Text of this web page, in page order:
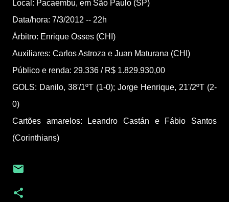
Local: Pacaembu, em São Paulo (SP)
Data/hora: 7/3/2012 -- 22h
Árbitro: Enrique Osses (CHI)
Auxiliares: Carlos Astroza e Juan Maturana (CHI)
Público e renda: 29.336 / R$ 1.829.930,00
GOLS: Danilo, 38'/1ºT (1-0); Jorge Henrique, 21'/2ºT (2-
0)
Cartões amarelos: Leandro Castán e Fábio Santos
(Corinthians)